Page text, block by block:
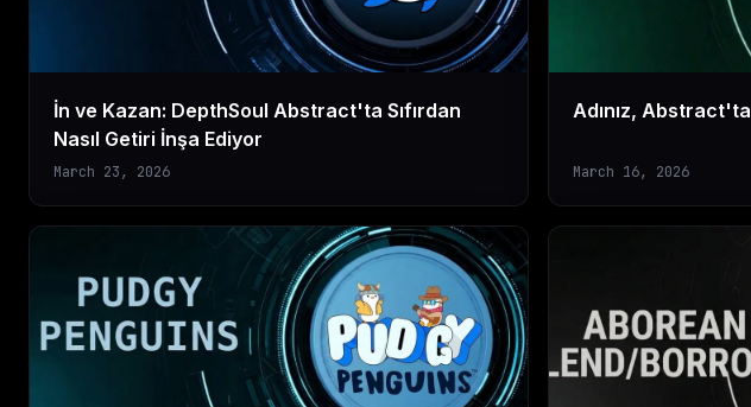
İn ve Kazan: DepthSoul Abstract'ta Sıfırdan
Nasıl Getiri İnşa Ediyor
March 23, 2026
Adınız, Abstract'ta
March 16, 2026